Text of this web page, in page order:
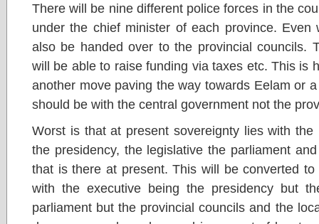
There will be nine different police forces in the
under the chief minister of each province. Even
also be handed over to the provincial councils.
will be able to raise funding via taxes etc. This is
another move paving the way towards Eelam or
should be with the central government not the
Worst is that at present sovereignty lies with
the presidency, the legislative the parliament
that is there at present. This will be converted
with the executive being the presidency but
parliament but the provincial councils and the